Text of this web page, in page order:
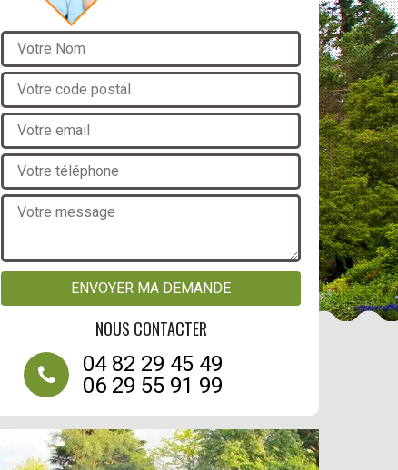
NOUS CONTACTER
04 82 29 45 49
06 29 55 91 99